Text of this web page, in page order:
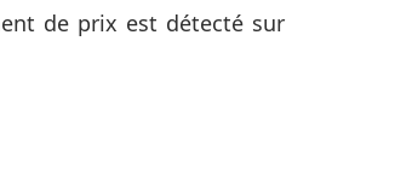
de prix est détecté sur